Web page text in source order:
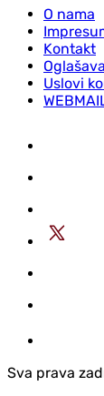
O nama
Kontakt
Uslovi
Sva prava